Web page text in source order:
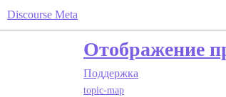
Discourse Meta
Отображение
Поддержка
topic-map